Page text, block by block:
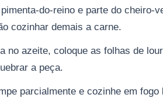
do-reino e parte do cheiro-
cozinhar demais a carne.
no azeite, coloque as folhas de
a peça.
parcialmente e cozinhe em